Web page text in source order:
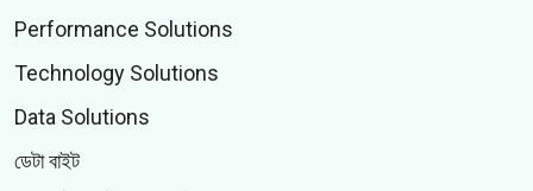
Performance Solutions
Technology Solutions
Data Solutions
ডেটা বাইট